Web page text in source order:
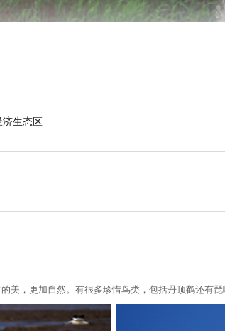
济生态区
美，更加自然。有很多珍惜鸟类，包括丹顶鹤还有